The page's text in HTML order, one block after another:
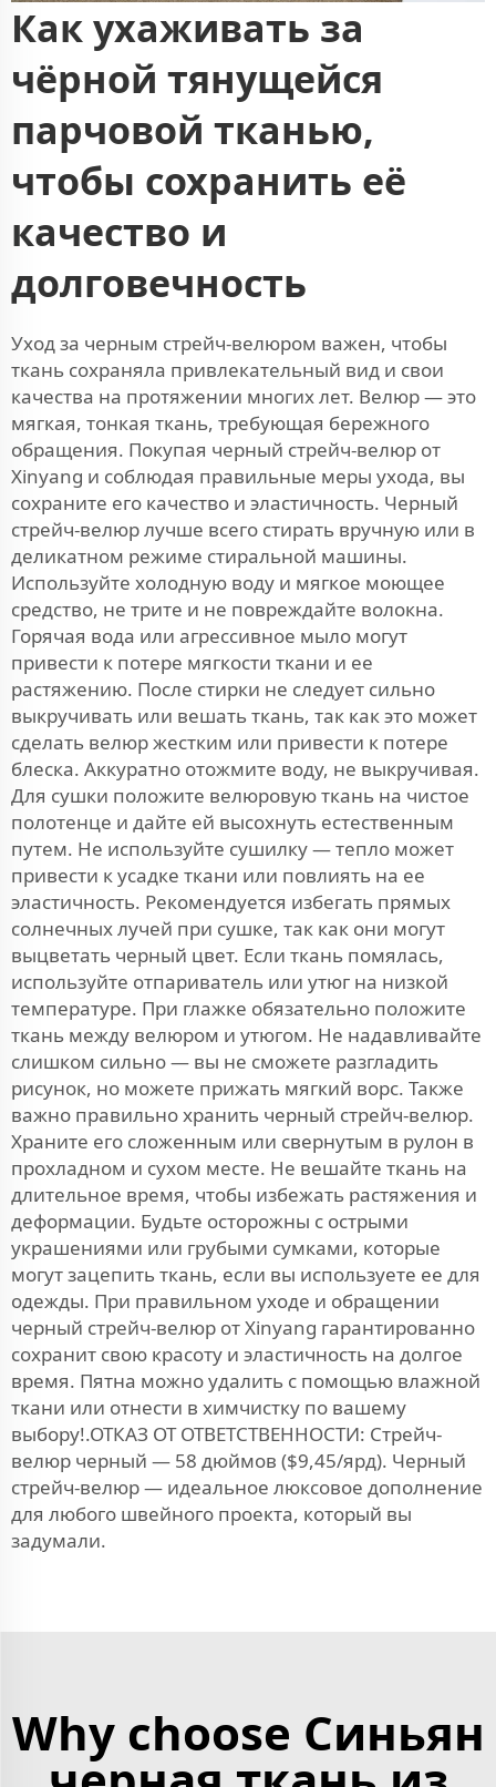
Как ухаживать за
чёрной тянущейся
парчовой тканью,
чтобы сохранить её
качество и
долговечность
Уход за черным стрейч-велюром важен, чтобы
ткань сохраняла привлекательный вид и свои
качества на протяжении многих лет. Велюр — это
мягкая, тонкая ткань, требующая бережного
обращения. Покупая черный стрейч-велюр от
Xinyang и соблюдая правильные меры ухода, вы
сохраните его качество и эластичность. Черный
стрейч-велюр лучше всего стирать вручную или в
деликатном режиме стиральной машины.
Используйте холодную воду и мягкое моющее
средство, не трите и не повреждайте волокна.
Горячая вода или агрессивное мыло могут
привести к потере мягкости ткани и ее
растяжению. После стирки не следует сильно
выкручивать или вешать ткань, так как это может
сделать велюр жестким или привести к потере
блеска. Аккуратно отожмите воду, не выкручивая.
Для сушки положите велюровую ткань на чистое
полотенце и дайте ей высохнуть естественным
путем. Не используйте сушилку — тепло может
привести к усадке ткани или повлиять на ее
эластичность. Рекомендуется избегать прямых
солнечных лучей при сушке, так как они могут
выцветать черный цвет. Если ткань помялась,
используйте отпариватель или утюг на низкой
температуре. При глажке обязательно положите
ткань между велюром и утюгом. Не надавливайте
слишком сильно — вы не сможете разгладить
рисунок, но можете прижать мягкий ворс. Также
важно правильно хранить черный стрейч-велюр.
Храните его сложенным или свернутым в рулон в
прохладном и сухом месте. Не вешайте ткань на
длительное время, чтобы избежать растяжения и
деформации. Будьте осторожны с острыми
украшениями или грубыми сумками, которые
могут зацепить ткань, если вы используете ее для
одежды. При правильном уходе и обращении
черный стрейч-велюр от Xinyang гарантированно
сохранит свою красоту и эластичность на долгое
время. Пятна можно удалить с помощью влажной
ткани или отнести в химчистку по вашему
выбору!.ОТКАЗ ОТ ОТВЕТСТВЕННОСТИ: Стрейч-
велюр черный — 58 дюймов ($9,45/ярд). Черный
стрейч-велюр — идеальное люксовое дополнение
для любого швейного проекта, который вы
задумали.
Why choose Синьян